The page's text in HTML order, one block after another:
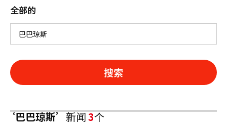
全部的
搜索
‘巴巴琼斯’新闻3个